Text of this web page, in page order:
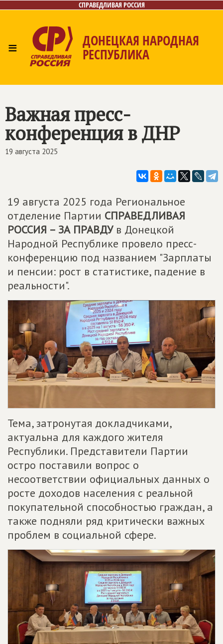
СПРАВЕДЛИВАЯ РОССИЯ
≡ ДОНЕЦКАЯ НАРОДНАЯ
РЕСПУБЛИКА
Важная пресс-
конференция в ДНР
19 августа 2025
19 августа 2025 года Региональное
отделение Партии СПРАВЕДЛИВАЯ
РОССИЯ – ЗА ПРАВДУв Донецкой
Народной Республике провело пресс-
конференцию под названием "Зарплаты
и пенсии: рост в статистике, падение в
реальности".
Тема, затронутая докладчиками,
актуальна для каждого жителя
Республики. Представители Партии
остро поставили вопрос о
несоответствии официальных данных о
росте доходов населения с реальной
покупательной способностью граждан, а
также подняли ряд критически важных
проблем в социальной сфере.